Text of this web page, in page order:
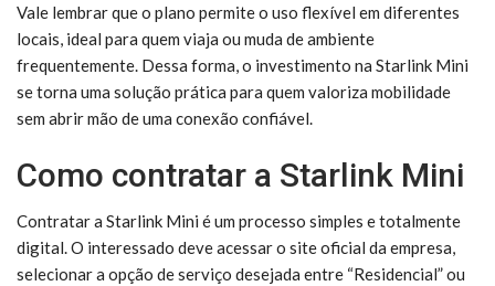
Vale lembrar que o plano permite o uso flexível em diferentes
locais, ideal para quem viaja ou muda de ambiente
frequentemente. Dessa forma, o investimento na Starlink Mini
se torna uma solução prática para quem valoriza mobilidade
sem abrir mão de uma conexão confiável.
Como contratar a Starlink Mini
Contratar a Starlink Mini é um processo simples e totalmente
digital. O interessado deve acessar o site oficial da empresa,
selecionar a opção de serviço desejada entre “Residencial” ou